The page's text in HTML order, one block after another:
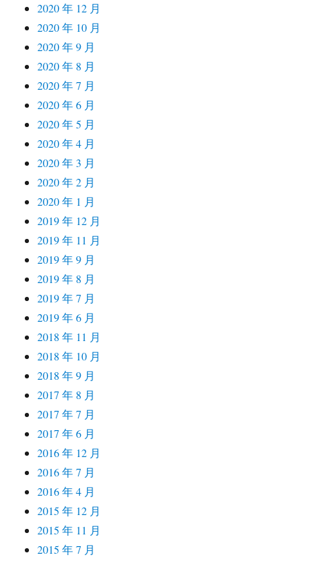
2020 年 12 月
2020 年 10 月
2020 年 9 月
2020 年 8 月
2020 年 7 月
2020 年 6 月
2020 年 5 月
2020 年 4 月
2020 年 3 月
2020 年 2 月
2020 年 1 月
2019 年 12 月
2019 年 11 月
2019 年 9 月
2019 年 8 月
2019 年 7 月
2019 年 6 月
2018 年 11 月
2018 年 10 月
2018 年 9 月
2017 年 8 月
2017 年 7 月
2017 年 6 月
2016 年 12 月
2016 年 7 月
2016 年 4 月
2015 年 12 月
2015 年 11 月
2015 年 7 月